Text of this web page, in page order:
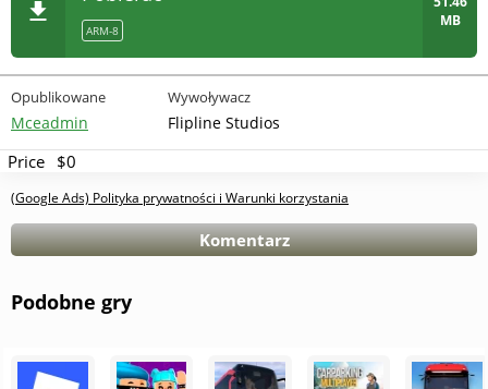
ARM-8
MB
Opublikowane
Mceadmin
Wywoływacz
Flipline Studios
Price $0
(Google Ads) Polityka prywatności i Warunki korzystania
Komentarz
Podobne gry